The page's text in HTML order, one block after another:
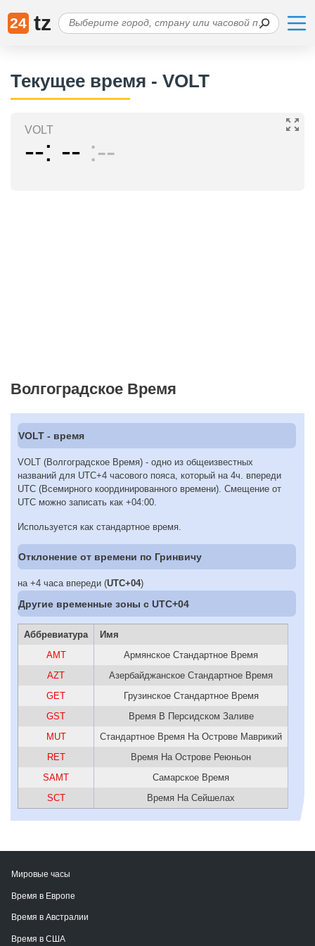
24 tz
Текущее время - VOLT
VOLT
-- -- --
Волгоградское Время
VOLT - время
VOLT (Волгоградское Время) - одно из общеизвестных
названий для UTC+4 часового пояса, который на 4ч. впереди
UTC (Всемирного координированного времени). Смещение от
UTC можно записать как +04:00.
Используется как стандартное время.
Отклонение от времени по Гринвичу
на +4 часа впереди (UTC+04)
Другие временные зоны c UTC+04
Аббревиатура
Имя
AMT
Армянское Стандартное Время
AZT
Азербайджанское Стандартное Время
GET
Грузинское Стандартное Время
GST
Время В Персидском Заливе
MUT
Стандартное Время На Острове Маврикий
RET
Время На Острове Реюньон
SAMT
Самарское Время
SCT
Время На Сейшелах
Мировые часы
Время в Европе
Время в Австралии
Время в США